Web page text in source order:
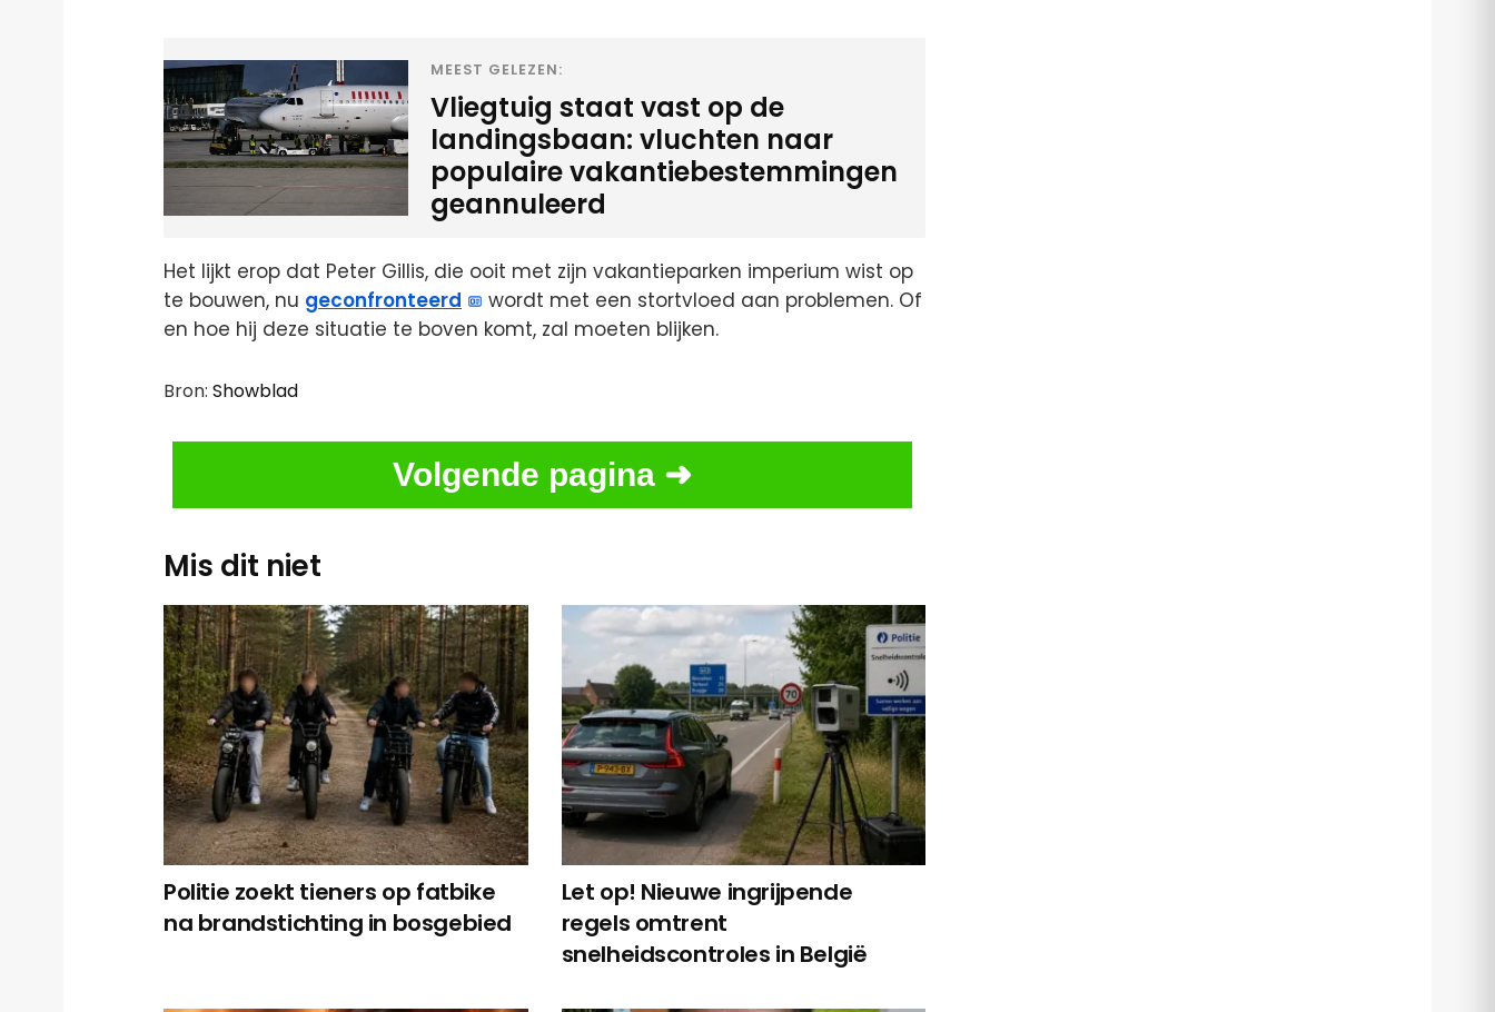
MEEST GELEZEN:
Vliegtuig staat vast op de
landingsbaan: vluchten naar
populaire vakantiebestemmingen
geannuleerd
Het lijkt erop dat Peter Gillis, die ooit met zijn vakantieparken imperium wist op
te bouwen, nu geconfronteerd
wordt met een stortvloed aan problemen. Of
en hoe hij deze situatie te boven komt, zal moeten blijken.
Bron: Showblad
Volgende pagina ➜
Mis dit niet
Politie zoekt tieners op fatbike
na brandstichting in bosgebied
Let op! Nieuwe ingrijpende
regels omtrent
snelheidscontroles in België